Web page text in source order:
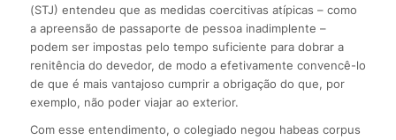
(STJ) entendeu que as medidas coercitivas atípicas – como
a apreensão de passaporte de pessoa inadimplente –
podem ser impostas pelo tempo suficiente para dobrar a
renitência do devedor, de modo a efetivamente convencê-lo
de que é mais vantajoso cumprir a obrigação do que, por
exemplo, não poder viajar ao exterior.
Com esse entendimento, o colegiado negou habeas corpus